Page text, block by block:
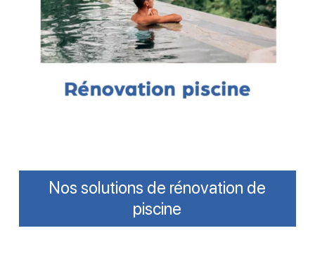
Nos solutions de rénovation de
piscine